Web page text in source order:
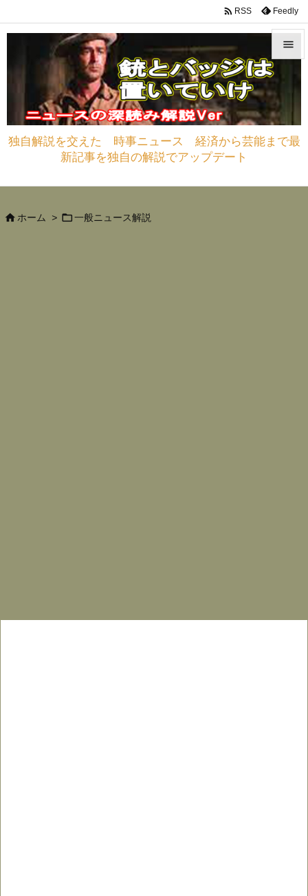
独自解説を交えた 時事ニュース 経済から芸能まで最
新記事を独自の解説でアップデート


サイド


 RSS Feedly
 ホーム >  一般ニュース解説